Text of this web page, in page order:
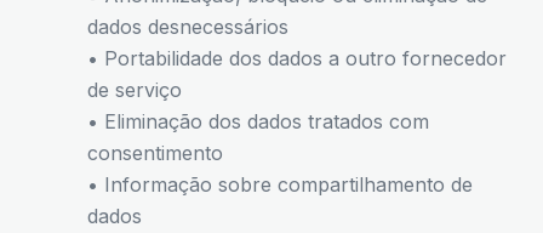
dados desnecessários
• Portabilidade dos dados a outro fornecedor
de serviço
• Eliminação dos dados tratados com
consentimento
• Informação sobre compartilhamento de
dados